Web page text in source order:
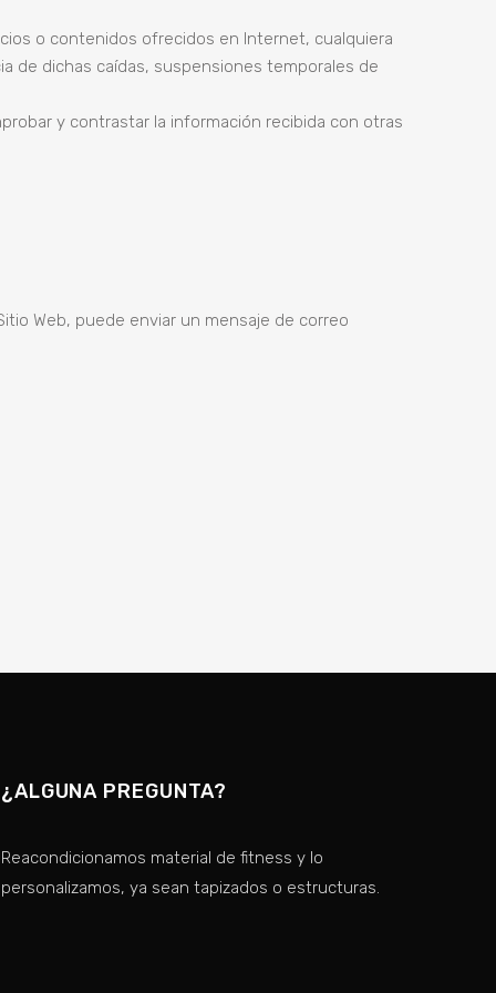
o contenidos ofrecidos en Internet, cualquiera
de dichas caídas, suspensiones temporales de
y contrastar la información recibida con otras
Web, puede enviar un mensaje de correo
¿ALGUNA PREGUNTA?
Reacondicionamos material de fitness y lo
personalizamos, ya sean tapizados o estructuras.